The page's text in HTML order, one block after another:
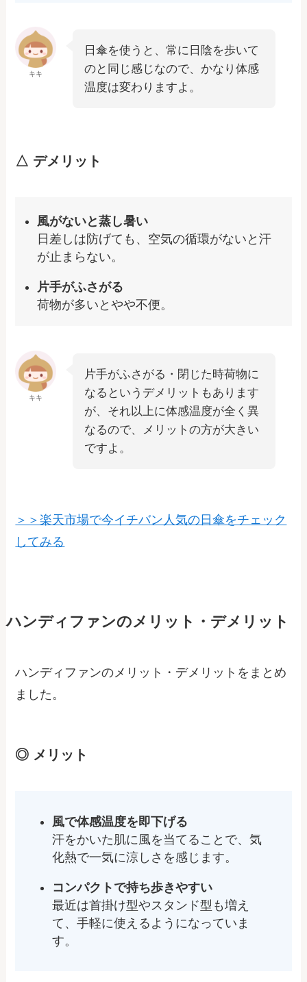
キキ
日傘を使うと、常に日陰を歩いて
のと同じ感じなので、かなり体感
温度は変わりますよ。
△ デメリット
風がないと蒸し暑い
日差しは防げても、空気の循環がないと汗
が止まらない。
片手がふさがる
荷物が多いとやや不便。
キキ
片手がふさがる・閉じた時荷物に
なるというデメリットもあります
が、それ以上に体感温度が全く異
なるので、メリットの方が大きい
ですよ。
＞＞楽天市場で今イチバン人気の日傘をチェック
してみる
ハンディファンのメリット・デメリット
ハンディファンのメリット・デメリットをまとめ
ました。
◎ メリット
風で体感温度を即下げる
汗をかいた肌に風を当てることで、気
化熱で一気に涼しさを感じます。
コンパクトで持ち歩きやすい
最近は首掛け型やスタンド型も増え
て、手軽に使えるようになっていま
す。